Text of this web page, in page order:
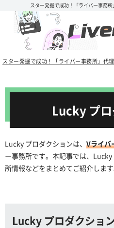
スター発掘で成功！「ライバー事務
インフルエンサー「ゆうこす」が牽引するライ
て成功したエンタメ企業を取材！【PR】
スター発掘で成功！「ライバー事務所」代
Lucky プ
Lucky プロダクションは、 Vライバ
ー事務所です。本記事では、
所情報などをまとめてご紹介します
Lucky プロダクショ